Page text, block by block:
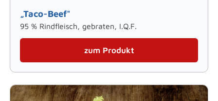
„Taco-Beef"
95 % Rindfleisch, gebraten, I.Q.F.
zum Produkt